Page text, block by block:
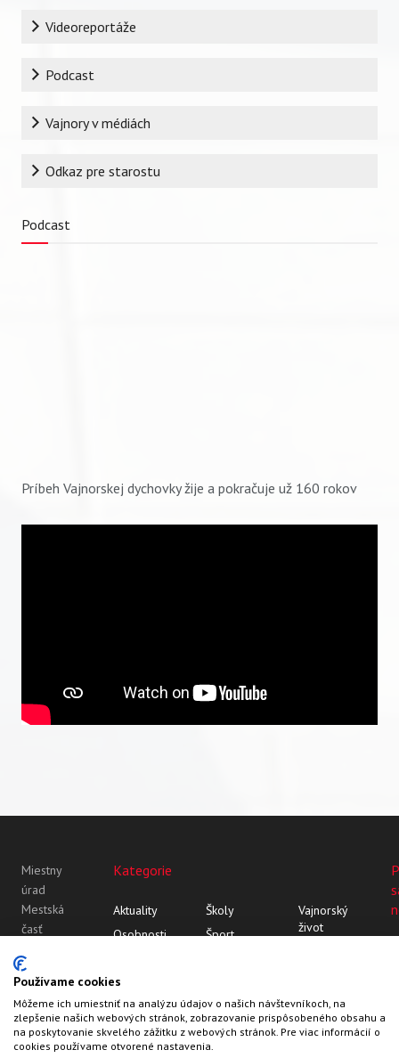
RubrikaVideoreportáže
Podcast
Vajnory v médiách
Odkaz pre starostu
Podcast
Príbeh Vajnorskej dychovky žije a pokračuje už 160 rokov
Miestny
úrad
Mestská
časť
Vajnory
Roľnícka
109
83107
Bratislava
Kategorie
Aktuality
Osobnosti
Školy
Šport
Vajnorský
život
Používame cookies
Môžeme ich umiestniť na analýzu údajov o našich návštevníkoch, na
zlepšenie našich webových stránok, zobrazovanie prispôsobeného obsahu a
na poskytovanie skvelého zážitku z webových stránok. Pre viac informácií o
cookies používame otvorené nastavenia.